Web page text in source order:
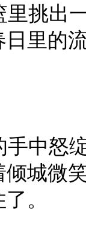
挑出
里的
中怒
城微
。